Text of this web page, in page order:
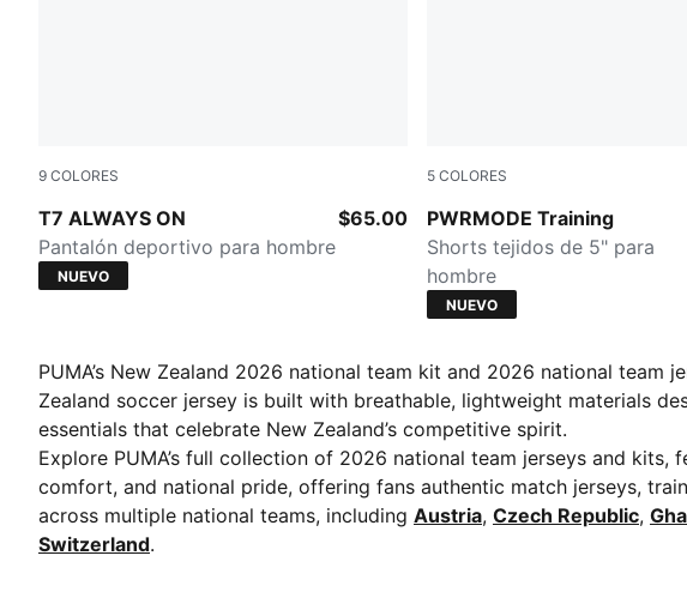
9 COLORES
T7 ALWAYS ON
Mouse Gray
Pantalón deportivo para hombre
$65.00
NUEVO
5 COLORES
PWRMODE Training
Inky Depths
Shorts tejidos de 5" para
hombre
NUEVO
PUMA’s New Zealand 2026 national team kit and 2026 national
Zealand soccer jersey is built with breathable, lightweight materials
essentials that celebrate New Zealand’s competitive spirit.
Explore PUMA’s full collection of 2026 national team jerseys and
comfort, and national pride, offering fans authentic match jerseys,
across multiple national teams, including Austria, Czech Republic,
Switzerland.